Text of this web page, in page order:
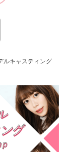
ルキャスティング